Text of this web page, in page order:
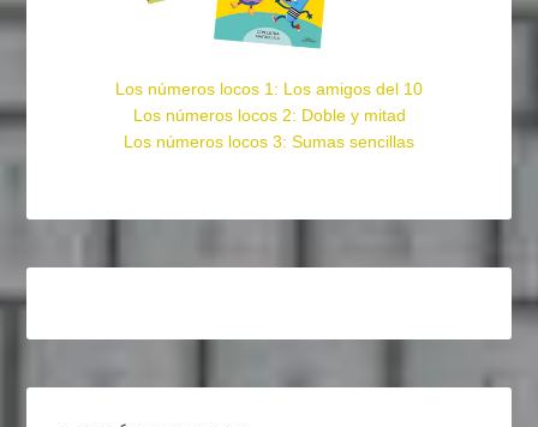
Los números locos 1: Los amigos del 10
Los números locos 2: Doble y mitad
Los números locos 3: Sumas sencillas